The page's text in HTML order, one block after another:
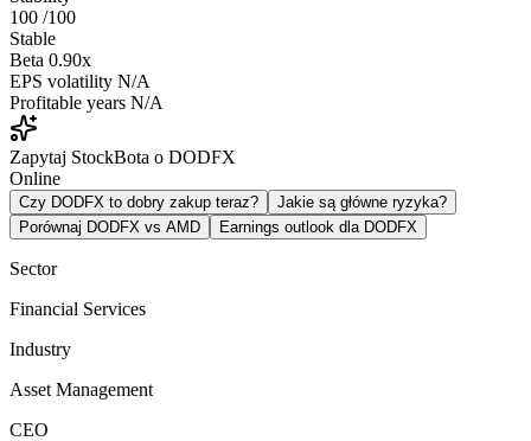
100 /100
Stable
Beta 0.90x
EPS volatility N/A
Profitable years N/A
Zapytaj StockBota o DODFX
Online
Czy DODFX to dobry zakup teraz?
Jakie są główne ryzyka?
Porównaj DODFX vs AMD
Earnings outlook dla DODFX
Sector
Financial Services
Industry
Asset Management
CEO